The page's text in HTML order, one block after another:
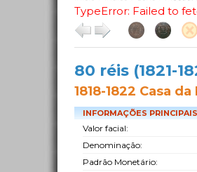
TypeError: Failed to
80 réis (1821-
1818-1822 Casa
INFORMAÇÕES PRINCIPAIS
Valor facial:
Denominação:
Padrão Monetário: